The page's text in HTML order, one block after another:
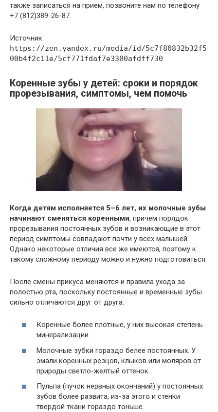
также записаться на прием, позвоните нам по телефону
+7 (812)389-26-87.
Источник:
https://zen.yandex.ru/media/id/5c7f80832b32f5
00b4f2c11e/5cf771fdaf7e3300afdff730
Коренные зубы у детей: сроки и порядок
прорезывания, симптомы, чем помочь
Когда детям исполняется 5–6 лет, их молочные зубы
начинают сменяться коренными, причем порядок
прорезывания постоянных зубов и возникающие в этот
период симптомы совпадают почти у всех малышей.
Однако некоторые отличия все же имеются, поэтому к
такому сложному периоду можно и нужно подготовиться.
После смены прикуса меняются и правила ухода за
полостью рта, поскольку постоянные и временные зубы
сильно отличаются друг от друга:
Коренные более плотные, у них высокая степень
минерализации.
Молочные зубки гораздо белее постоянных. У
эмали коренных резцов, клыков или моляров от
природы светло-желтый оттенок.
Пульпа (пучок нервных окончаний) у постоянных
зубов более развита, из-за этого и стенки
твердой ткани гораздо тоньше.